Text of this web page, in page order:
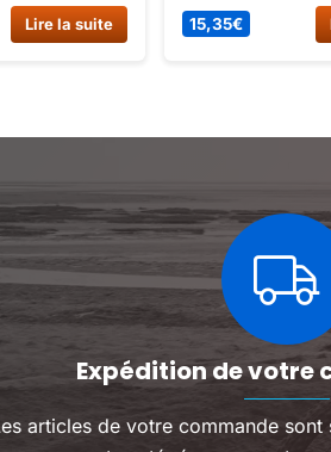
dirt
haut et
Lire la suite
un article classé
détachées dax
15,35€
Expédition de votre
articles de votre commande